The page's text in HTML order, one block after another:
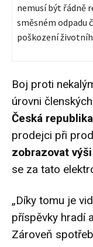
nemusí být řádně
směsném odpadu
poškození
Boj proti
úrovni
Česká republika
prodejci při
zobrazovat výši
se za tato
„Díky tomu je
příspěvky hradí
Zároveň